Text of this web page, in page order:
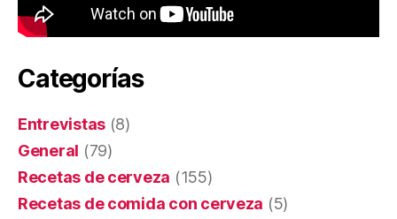
Categorías
Entrevistas (8)
General (79)
Recetas de cerveza (155)
Recetas de comida con cerveza (5)